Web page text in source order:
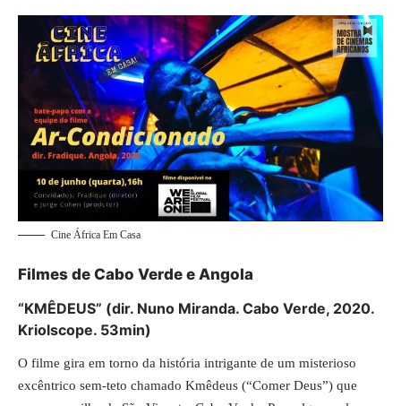
Cine África Em Casa
Filmes de Cabo Verde e Angola
“KMÊDEUS” (dir. Nuno Miranda. Cabo Verde, 2020.
Kriolscope. 53min)
O filme gira em torno da história intrigante de um misterioso
excêntrico sem-teto chamado Kmêdeus (“Comer Deus”) que